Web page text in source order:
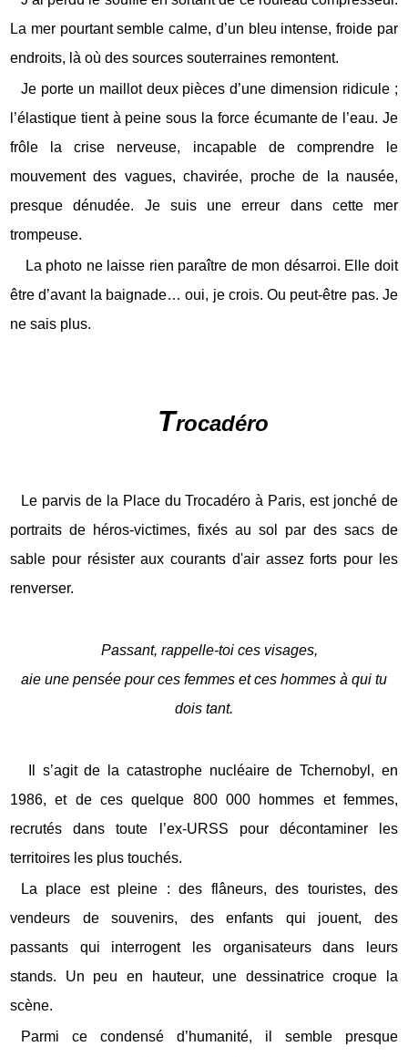
La mer pourtant semble calme, d’un bleu intense, froide par
endroits, là où des sources souterraines remontent.
Je porte un maillot deux pièces d’une dimension ridicule ;
l’élastique tient à peine sous la force écumante de l’eau. Je
frôle la crise nerveuse, incapable de comprendre le
mouvement des vagues, chavirée, proche de la nausée,
presque dénudée. Je suis une erreur dans cette mer
trompeuse.
La photo ne laisse rien paraître de mon désarroi. Elle doit
être d’avant la baignade… oui, je crois. Ou peut-être pas. Je
ne sais plus.
Trocadéro
Le parvis de la Place du Trocadéro à Paris, est jonché de
portraits de héros-victimes, fixés au sol par des sacs de
sable pour résister aux courants d'air assez forts pour les
renverser.
Passant, rappelle-toi ces visages,
aie une pensée pour ces femmes et ces hommes à qui tu
dois tant.
Il s’agit de la catastrophe nucléaire de Tchernobyl, en
1986, et de ces quelque 800 000 hommes et femmes,
recrutés dans toute l’ex-URSS pour décontaminer les
territoires les plus touchés.
La place est pleine : des flâneurs, des touristes, des
vendeurs de souvenirs, des enfants qui jouent, des
passants qui interrogent les organisateurs dans leurs
stands. Un peu en hauteur, une dessinatrice croque la
scène.
Parmi ce condensé d’humanité, il semble presque